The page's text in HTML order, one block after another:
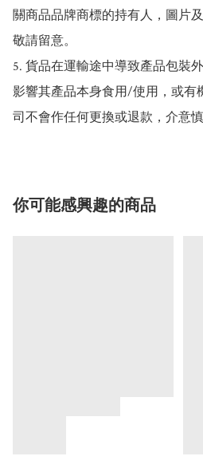
關商品品牌商標的持有人，圖片
敬請留意。
5. 貨品在運輸途中導致產品包裝
影響其產品本身食用/使用，或有
司不會作任何更換或退款，介意慎
你可能感興趣的商品